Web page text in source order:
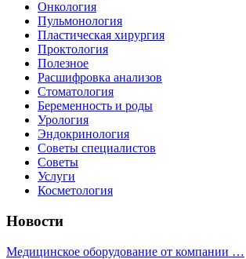
Онкология
Пульмонология
Пластическая хирургия
Проктология
Полезное
Расшифровка анализов
Стоматология
Беременность и роды
Урология
Эндокринология
Советы специалистов
Советы
Услуги
Косметология
Новости
Медицинское оборудование от компании …